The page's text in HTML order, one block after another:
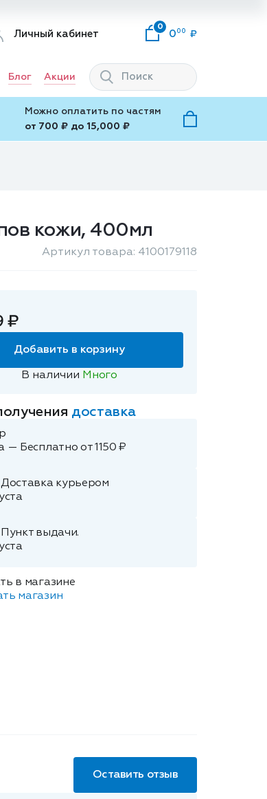
Личный кабинет
0
0 00
Блог Акции
Можно оплатить по частям
от 700 ₽ до 15,000 ₽
кожи, 400мл
Артикул товара: 4100179118
₽
Добавить в корзину
В наличии Много
доставка
— Бесплатно от 1150 ₽
курьером
выдачи.
в магазине
магазин
Оставить отзыв